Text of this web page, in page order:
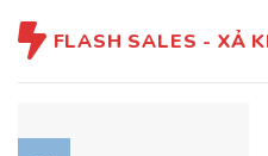
FLASH SALES - XẢ